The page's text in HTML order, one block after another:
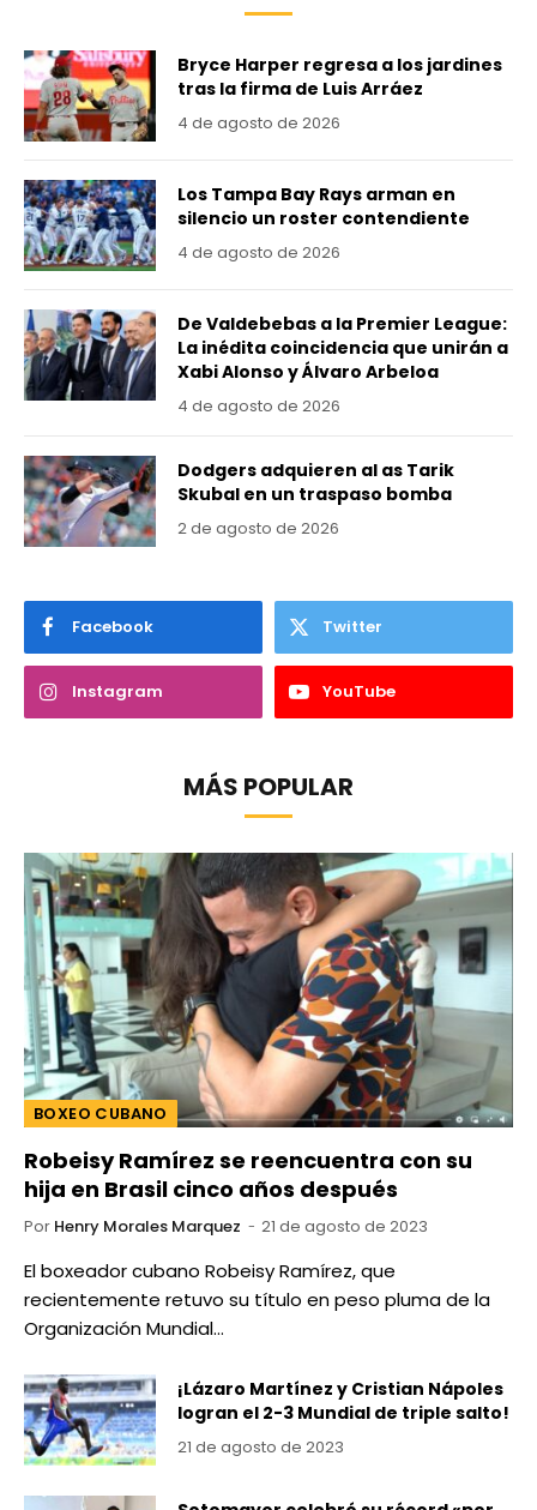
Bryce Harper regresa a los jardines
tras la firma de Luis Arráez
4 de agosto de 2026
Los Tampa Bay Rays arman en
silencio un roster contendiente
4 de agosto de 2026
De Valdebebas a la Premier League:
La inédita coincidencia que unirán a
Xabi Alonso y Álvaro Arbeloa
4 de agosto de 2026
Dodgers adquieren al as Tarik
Skubal en un traspaso bomba
2 de agosto de 2026
Facebook Twitter
Instagram YouTube
MÁS POPULAR
BOXEO CUBANO
Robeisy Ramírez se reencuentra con su
hija en Brasil cinco años después
Por Henry Morales Marquez 21 de agosto de 2023
El boxeador cubano Robeisy Ramírez, que
recientemente retuvo su título en peso pluma de la
Organización Mundial…
¡Lázaro Martínez y Cristian Nápoles
logran el 2-3 Mundial de triple salto!
21 de agosto de 2023